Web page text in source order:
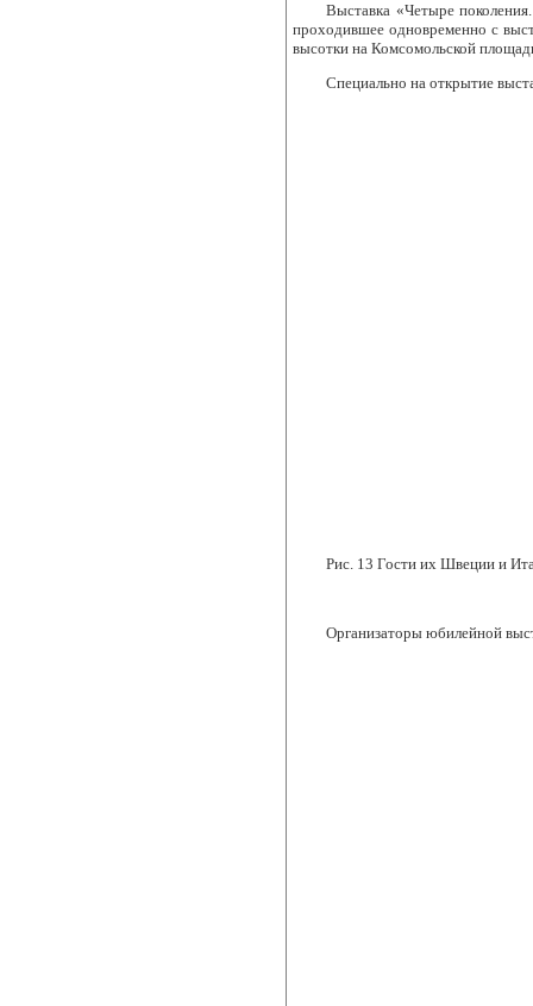
Выставка «Четыре
проходившее одновременно с
высотки на Комсомольской
Специально на открытие
Рис. 13 Гости их Швеции и
Организаторы юбилейной